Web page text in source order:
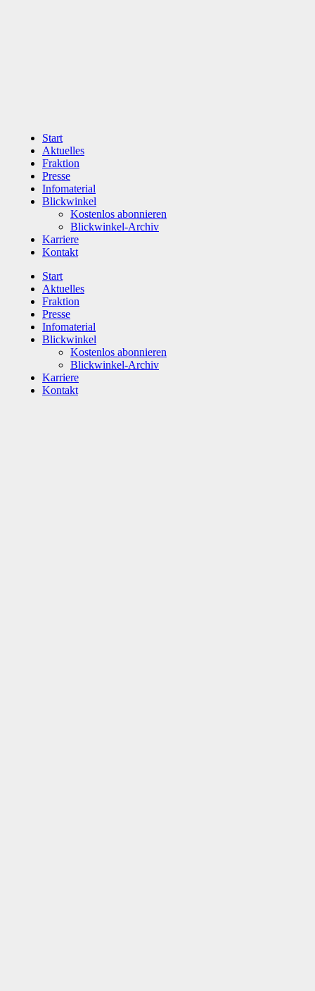
Start
Aktuelles
Fraktion
Presse
Infomaterial
Blickwinkel
Kostenlos abonnieren
Blickwinkel-Archiv
Karriere
Kontakt
Start
Aktuelles
Fraktion
Presse
Infomaterial
Blickwinkel
Kostenlos abonnieren
Blickwinkel-Archiv
Karriere
Kontakt